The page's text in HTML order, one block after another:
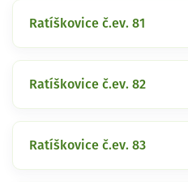
Ratíškovice č.ev. 81
Ratíškovice č.ev. 82
Ratíškovice č.ev. 83